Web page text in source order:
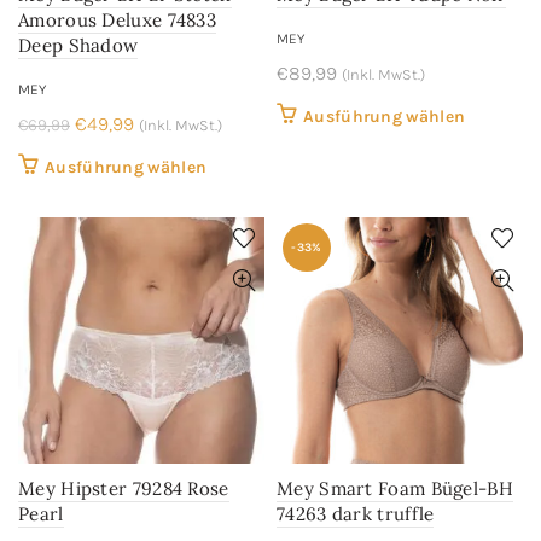
gewählt
Amorous Deluxe 74833
Deep Shadow
MEY
€69,99 Ursprünglicher
€69,99
€49,99Aktueller
ist:
€49,99.
(Inkl. MwSt.)
Ausführung wählen
weist
mehrere
Varianten
auf.
Die
Optionen
können
der
Produktseite
MEY
€89,99 (Inkl. MwSt.)
Ausführung wählen
auf.
Die
können
auf
der
gewählt
werden
Mey Hipster 79284 Rose
Pearl
-33%
Mey Smart Foam Bügel-BH
74263 dark truffle